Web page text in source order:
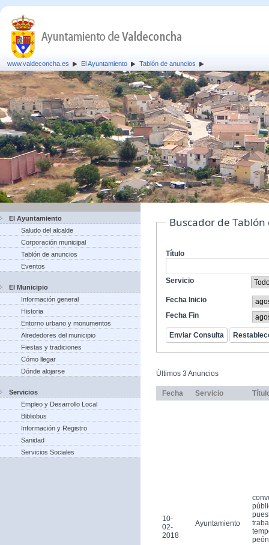
www.valdeconcha.es El Ayuntamiento Tablón de anuncios
El Ayuntamiento
Saludo del alcalde
Corporación municipal
Tablón de anuncios
Eventos
El Municipio
Información general
Historia
Entorno urbano y monumentos
Alrededores del municipio
Fiestas y tradiciones
Cómo llegar
Dónde alojarse
Servicios
Empleo y Desarrollo Local
Bibliobus
Información y Registro
Sanidad
Servicios Sociales
Buscador de
Título
Servicio
Fecha Inicio
Fecha Fin
Últimos 3 Anuncios
Fecha Servicio
10-
02-
2018
Ayuntamiento